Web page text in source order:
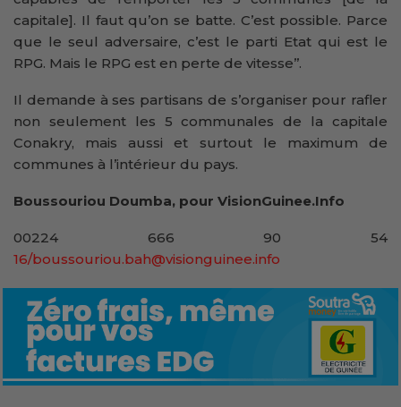
capitale]. Il faut qu’on se batte. C’est possible. Parce
que le seul adversaire, c’est le parti Etat qui est le
RPG. Mais le RPG est en perte de vitesse’’.
Il demande à ses partisans de s’organiser pour rafler
non seulement les 5 communales de la capitale
Conakry, mais aussi et surtout le maximum de
communes à l’intérieur du pays.
Boussouriou Doumba, pour VisionGuinee.Info
00224 666 90 54
16/boussouriou.bah@visionguinee.info